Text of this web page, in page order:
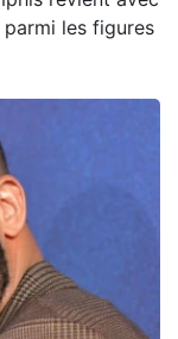
les figures